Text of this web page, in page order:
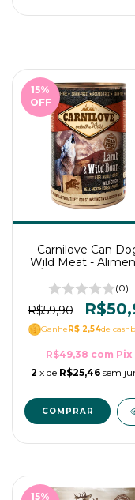
15%
OFF
Carnilove Can
Wild Meat -
com Javali 400g
cães
(0)
R$59,90
GanheR$ 2,54de
R$49,38 com Pix
2 x de R$25,46 sem
15%